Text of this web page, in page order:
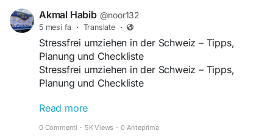
Akmal Habib @noor132
5 mesi fa · Translate ·
Stressfrei umziehen in der Schweiz – Tipps,
Planung und Checkliste
Stressfrei umziehen in der Schweiz – Tipps,
Planung und Checkliste
Ein Umzug bedeutet Veränderung – und oft auch
eine große organisatorische Herausforderung.
Read more
0 Commenti · 5K Views · 0 Anteprima